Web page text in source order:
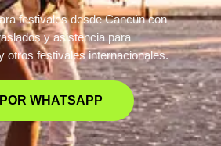
festivales desde Cancún con
y asistencia para
otros festivales internacionales.
WHATSAPP